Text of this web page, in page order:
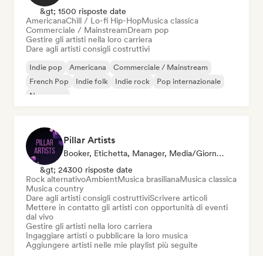
&gt; 1500 risposte date
AmericanaChill / Lo-fi Hip-HopMusica classica
Commerciale / MainstreamDream pop
Gestire gli artisti nella loro carriera
Dare agli artisti consigli costruttivi
Indie pop Americana
Commerciale / Mainstream
French Pop
Indie folk Indie rock
Pop internazionale
New wave
Pillar Artists
Booker, Etichetta, Manager, Media/Giornalista, Mentore, Curatore Di Playlist
&gt; 24300 risposte date
Rock alternativoAmbientMusica brasilianaMusica classica
Musica country
Dare agli artisti consigli costruttiviScrivere articoli
Mettere in contatto gli artisti con opportunità di eventi
dal vivo
Gestire gli artisti nella loro carriera
Ingaggiare artisti o pubblicare la loro musica
Aggiungere artisti nelle mie playlist più seguite